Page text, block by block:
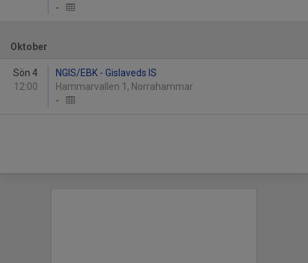
-
Oktober
Sön 4
12:00
NGIS/EBK - Gislaveds IS
Hammarvallen 1, Norrahammar
-